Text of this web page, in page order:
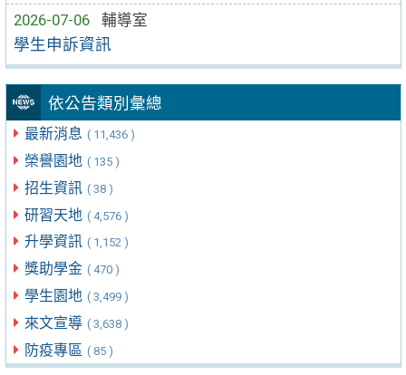
2026-07-06
輔導室
學生申訴資訊
依公告類別彙總
最新消息 ( 11,436 )
榮譽園地 ( 135 )
招生資訊 ( 38 )
研習天地 ( 4,576 )
升學資訊 ( 1,152 )
獎助學金 ( 470 )
學生園地 ( 3,499 )
來文宣導 ( 3,638 )
防疫專區 ( 85 )